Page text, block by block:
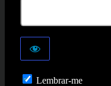
Lembrar-me